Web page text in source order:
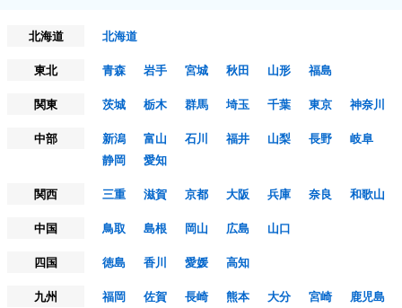
北海道
北海道
東北
青森 岩手 宮城 秋田 山形
福島
関東
茨城 栃木 群馬 埼玉 千葉 東京
神奈川
中部
新潟 富山 石川 福井 山梨 長野
岐阜
静岡
愛知
関西
三重 滋賀 京都 大阪 兵庫 奈良
和歌山
中国
鳥取 島根 岡山 広島
山口
四国
徳島 香川 愛媛
高知
九州
福岡 佐賀 長崎 熊本 大分 宮崎
鹿児島